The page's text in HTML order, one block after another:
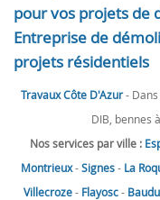
pour vos projets de
Entreprise de
projets résidentiels
Travaux Côte D'Azur- Dans
DIB, bennes
Nos services par ville :
Montrieux-Signes- La
Villecroze- Flayosc-